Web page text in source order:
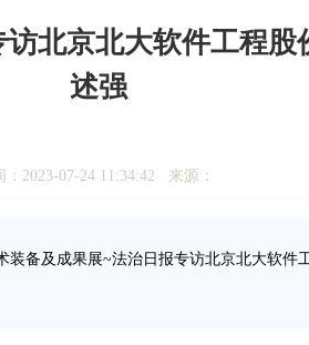
访北京北大软件工程股
述强
：2023-07-24 11:34:42 来源：
装备及成果展~法治日报专访北京北大软件